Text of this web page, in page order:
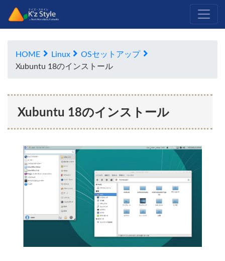
HOME Linux
OSセットアップ
Xubuntu 18のインストール
Xubuntu 18のインストール